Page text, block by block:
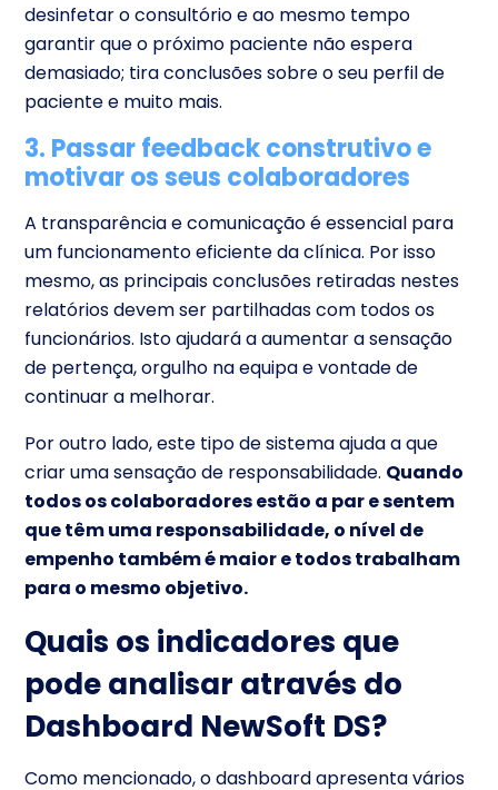
desinfetar o consultório e ao mesmo tempo
garantir que o próximo paciente não espera
demasiado; tira conclusões sobre o seu perfil de
paciente e muito mais.
3. Passar feedback construtivo e
motivar os seus colaboradores
A transparência e comunicação é essencial para
um funcionamento eficiente da clínica. Por isso
mesmo, as principais conclusões retiradas nestes
relatórios devem ser partilhadas com todos os
funcionários. Isto ajudará a aumentar a sensação
de pertença, orgulho na equipa e vontade de
continuar a melhorar.
Por outro lado, este tipo de sistema ajuda a que
criar uma sensação de responsabilidade. Quando
todos os colaboradores estão a par e sentem
que têm uma responsabilidade, o nível de
empenho também é maior e todos trabalham
para o mesmo objetivo.
Quais os indicadores que
pode analisar através do
Dashboard NewSoft DS?
Como mencionado, o dashboard apresenta vários